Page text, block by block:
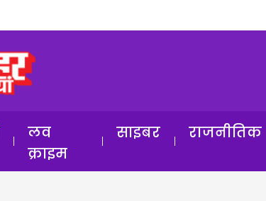
लव
क्राइम
साइबर राजनीतिक